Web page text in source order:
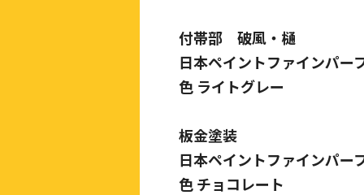
付帯部 破風・樋
日本ペイントファインパー
色 ライトグレー
板金塗装
日本ペイントファインパー
色 チョコレート